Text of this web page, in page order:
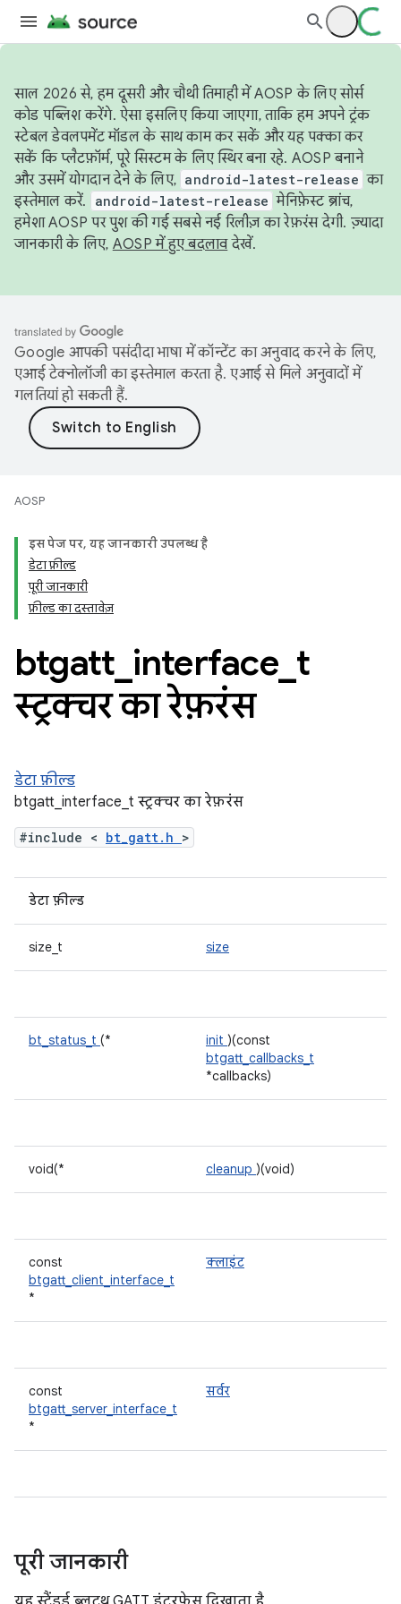
साल 2026 से, हम दूसरी और चौथी तिमाही में AOSP के लिए सोर्स
कोड पब्लिश करेंगे. ऐसा इसलिए किया जाएगा, ताकि हम अपने ट्रंक
स्टेबल डेवलपमेंट मॉडल के साथ काम कर सकें और यह पक्का कर
सकें कि प्लैटफ़ॉर्म, पूरे सिस्टम के लिए स्थिर बना रहे. AOSP बनाने
और उसमें योगदान देने के लिए, android-latest-release का
इस्तेमाल करें.
android-latest-release मेनिफ़ेस्ट ब्रांच,
हमेशा AOSP पर पुश की गई सबसे नई रिलीज़ का रेफ़रंस देगी. ज़्यादा
जानकारी के लिए, AOSP में हुए बदलावदेखें.
Google आपकी पसंदीदा भाषा में कॉन्टेंट का अनुवाद करने के लिए,
एआई टेक्नोलॉजी का इस्तेमाल करता है. एआई से मिले अनुवादों में
गलतियां हो सकती हैं.
AOSP
इस पेज पर, यह जानकारी उपलब्ध है
डेटा फ़ील्ड
पूरी जानकारी
फ़ील्ड का दस्तावेज़
btgatt interface t
स्ट्रक्चर का रेफ़रंस
डेटा फ़ील्ड
btgatt_interface_t स्ट्रक्चर का रेफ़रंस
#include < bt_gatt.h >
डेटा फ़ील्ड
size_t size
bt_status_t (* init )(const
btgatt_callbacks_t
*callbacks)
void(* cleanup )(void)
const
btgatt_client_interface_t
*
क्लाइंट
const
btgatt_server_interface_t
*
सर्वर
पूरी जानकारी